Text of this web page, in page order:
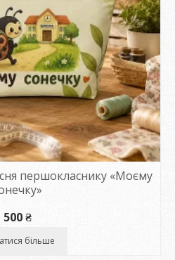
першокласнику «Моєму
500₴
більше